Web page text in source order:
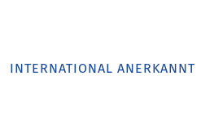
INTERNATIONAL ANERKANNT